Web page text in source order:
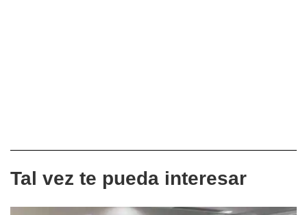
Tal vez te pueda interesar